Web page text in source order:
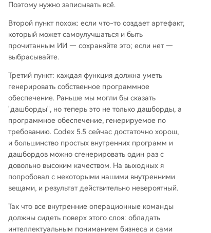
Поэтому нужно записывать всё.
Второй пункт похож: если что-то создает артефакт,
который может самоулучшаться и быть
прочитанным ИИ — сохраняйте это; если нет —
выбрасывайте.
Третий пункт: каждая функция должна уметь
генерировать собственное программное
обеспечение. Раньше мы могли бы сказать
"дашборды", но теперь это не только дашборды, а
программное обеспечение, генерируемое по
требованию. Codex 5.5 сейчас достаточно хорош,
и большинство простых внутренних программ и
дашбордов можно сгенерировать один раз с
довольно высоким качеством. На выходных я
попробовал с некоторыми нашими внутренними
вещами, и результат действительно невероятный.
Так что все внутренние операционные команды
должны сидеть поверх этого слоя: обладать
интеллектуальным пониманием бизнеса и сами